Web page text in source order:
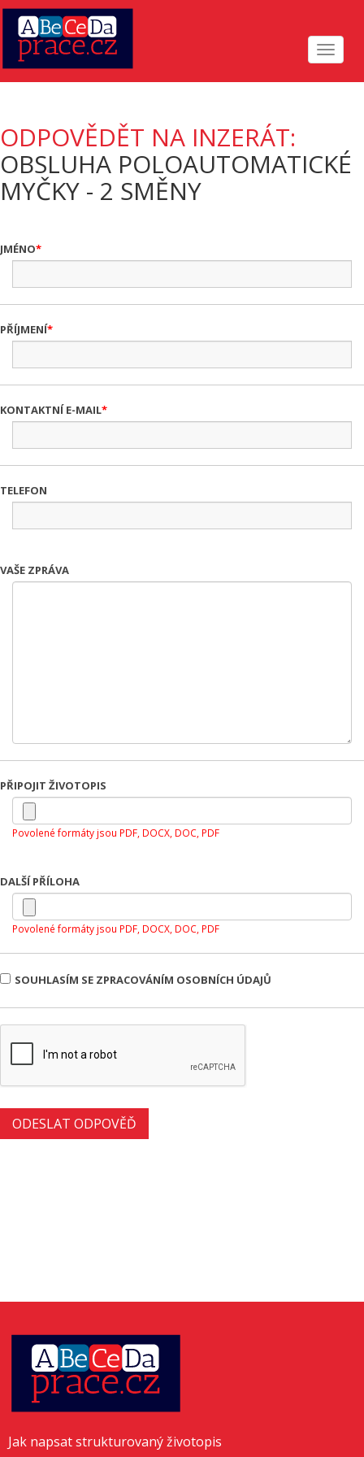
Toggle
ODPOVĚDĚT NA INZERÁT:
OBSLUHA POLOAUTOMATICKÉ
MYČKY - 2 SMĚNY
JMÉNO
PŘÍJMENÍ
KONTAKTNÍ E-MAIL
TELEFON
VAŠE ZPRÁVA
PŘIPOJIT ŽIVOTOPIS
Povolené formáty jsou PDF, DOCX, DOC, PDF
DALŠÍ PŘÍLOHA
Povolené formáty jsou PDF, DOCX, DOC, PDF
SOUHLASÍM SE ZPRACOVÁNÍM OSOBNÍCH ÚDAJŮ
Jak napsat strukturovaný životopis